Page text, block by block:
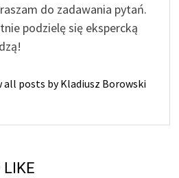
do zadawania pytań.
podzielę się ekspercką
all posts by Kladiusz Borowski
LIKE